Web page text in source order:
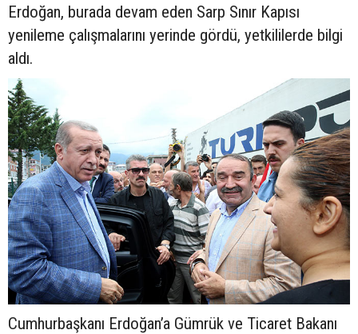
Erdoğan, burada devam eden Sarp Sınır Kapısı
yenileme çalışmalarını yerinde gördü, yetkililerde bilgi
aldı.
Cumhurbaşkanı Erdoğan’a Gümrük ve Ticaret Bakanı